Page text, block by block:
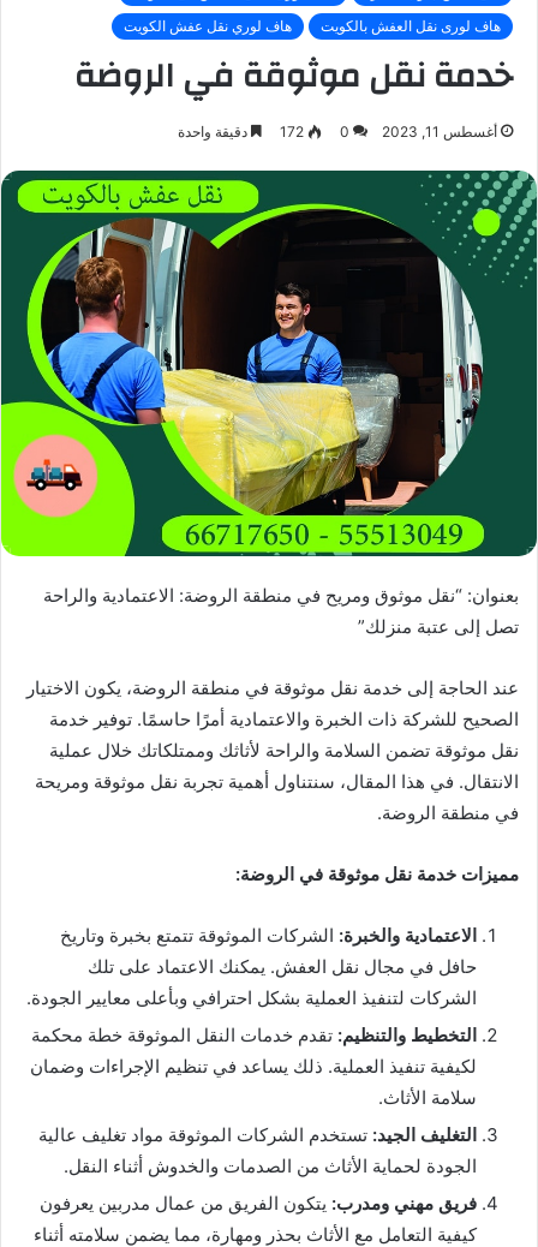
هاف لورى نقل العفش بالكويت
هاف لوري نقل عفش الكويت
خدمة نقل موثوقة في الروضة
أغسطس 11, 2023 0
172 دقيقة واحدة
بعنوان: “نقل موثوق ومريح في منطقة الروضة: الاعتمادية والراحة
تصل إلى عتبة منزلك”
عند الحاجة إلى خدمة نقل موثوقة في منطقة الروضة، يكون الاختيار
الصحيح للشركة ذات الخبرة والاعتمادية أمرًا حاسمًا. توفير خدمة
نقل موثوقة تضمن السلامة والراحة لأثاثك وممتلكاتك خلال عملية
الانتقال. في هذا المقال، سنتناول أهمية تجربة نقل موثوقة ومريحة
في منطقة الروضة.
مميزات خدمة نقل موثوقة في الروضة:
الاعتمادية والخبرة: الشركات الموثوقة تتمتع بخبرة وتاريخ
حافل في مجال نقل العفش. يمكنك الاعتماد على تلك
الشركات لتنفيذ العملية بشكل احترافي وبأعلى معايير الجودة.
التخطيط والتنظيم: تقدم خدمات النقل الموثوقة خطة محكمة
لكيفية تنفيذ العملية. ذلك يساعد في تنظيم الإجراءات وضمان
سلامة الأثاث.
التغليف الجيد: تستخدم الشركات الموثوقة مواد تغليف عالية
الجودة لحماية الأثاث من الصدمات والخدوش أثناء النقل.
فريق مهني ومدرب: يتكون الفريق من عمال مدربين يعرفون
كيفية التعامل مع الأثاث بحذر ومهارة، مما يضمن سلامته أثناء